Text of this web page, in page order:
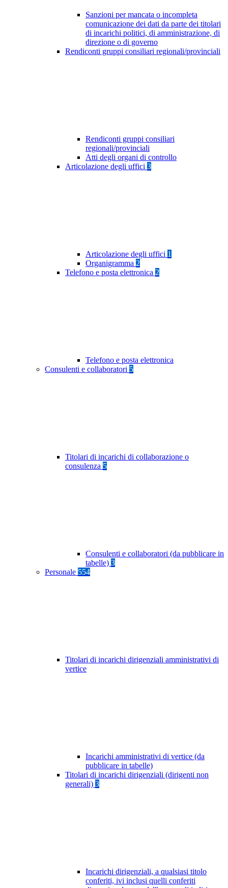
Sanzioni per mancata o incompleta
comunicazione dei dati da parte dei titolari
di incarichi politici, di amministrazione, di
direzione o di governo
Rendiconti gruppi consiliari regionali/provinciali
Rendiconti gruppi consiliari
regionali/provinciali
Atti degli organi di controllo
Articolazione degli uffici 3
Articolazione degli uffici 1
Organigramma 2
Telefono e posta elettronica 2
Telefono e posta elettronica
Consulenti e collaboratori 5
Titolari di incarichi di collaborazione o
consulenza 5
Consulenti e collaboratori (da pubblicare in
tabelle) 3
Personale 554
Titolari di incarichi dirigenziali amministrativi di
vertice
Incarichi amministrativi di vertice (da
pubblicare in tabelle)
Titolari di incarichi dirigenziali (dirigenti non
generali) 3
Incarichi dirigenziali, a qualsiasi titolo
conferiti, ivi inclusi quelli conferiti